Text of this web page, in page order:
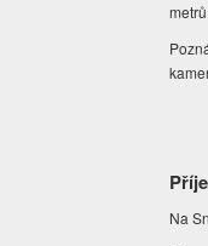
metrů.
Na